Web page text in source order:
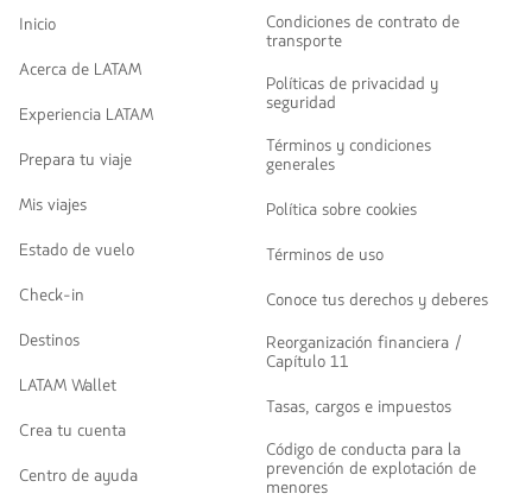
Inicio
Acerca de LATAM
Experiencia LATAM
Prepara tu viaje
Mis viajes
Estado de vuelo
Check-in
Destinos
LATAM Wallet
Crea tu cuenta
Centro de ayuda
Condiciones de contrato de
transporte
Políticas de privacidad y
seguridad
Términos y condiciones
generales
Política sobre cookies
Términos de uso
Conoce tus derechos y deberes
Reorganización financiera /
Capítulo 11
Tasas, cargos e impuestos
Código de conducta para la
prevención de explotación de
menores